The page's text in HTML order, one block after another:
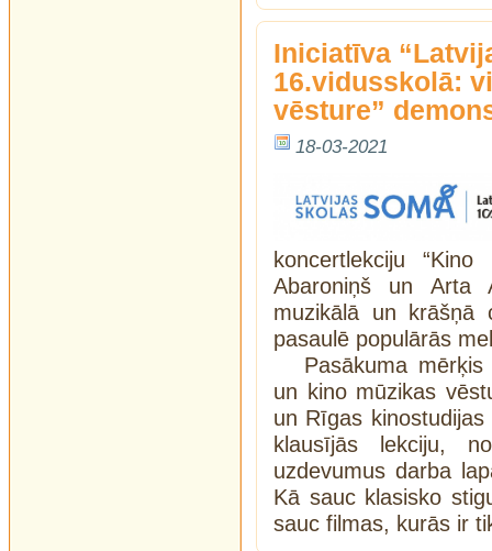
Iniciatīva
16.vidusskolā:
vēsture”
18-03-2021
koncertlekciju
Abaroniņš un Arta
muzikālā un krāšņā
pasaulē populārās
Pasākuma
un kino mūzikas
un Rīgas
klausījās lekciju,
uzdevumus darba
Kā sauc klasisko
sauc filmas, kurās ir